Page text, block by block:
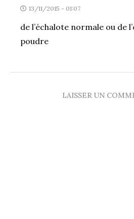
13/11/2015 - 01:07
de l’échalote normale ou de
poudre
LAISSER UN